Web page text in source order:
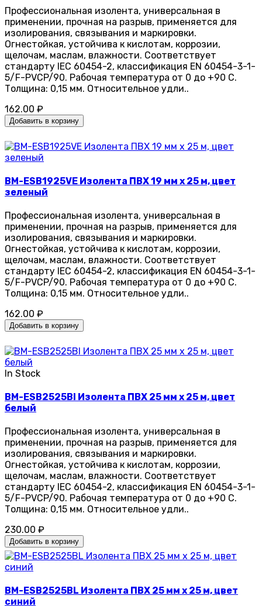
Профессиональная изолента, универсальная в
применении, прочная на разрыв, применяется для
изолирования, связывания и маркировки.
Огнестойкая, устойчива к кислотам, коррозии,
щелочам, маслам, влажности. Соответствует
стандарту IEC 60454-2, классификация EN 60454-3-1-
5/F-PVCP/90. Рабочая температура от 0 до +90 С.
Толщина: 0,15 мм. Относительное удли..
162.00 ₽
Добавить в корзину
BM-ESB1925VE Изолента ПВХ 19 мм x 25 м, цвет
зеленый
Профессиональная изолента, универсальная в
применении, прочная на разрыв, применяется для
изолирования, связывания и маркировки.
Огнестойкая, устойчива к кислотам, коррозии,
щелочам, маслам, влажности. Соответствует
стандарту IEC 60454-2, классификация EN 60454-3-1-
5/F-PVCP/90. Рабочая температура от 0 до +90 С.
Толщина: 0,15 мм. Относительное удли..
162.00 ₽
Добавить в корзину
In Stock
BM-ESB2525BI Изолента ПВХ 25 мм x 25 м, цвет
белый
Профессиональная изолента, универсальная в
применении, прочная на разрыв, применяется для
изолирования, связывания и маркировки.
Огнестойкая, устойчива к кислотам, коррозии,
щелочам, маслам, влажности. Соответствует
стандарту IEC 60454-2, классификация EN 60454-3-1-
5/F-PVCP/90. Рабочая температура от 0 до +90 С.
Толщина: 0,15 мм. Относительное удли..
230.00 ₽
Добавить в корзину
BM-ESB2525BL Изолента ПВХ 25 мм x 25 м, цвет
синий